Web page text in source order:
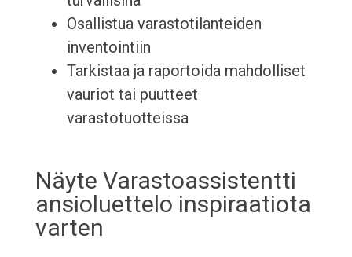
Osallistua varastotilanteiden
inventointiin
Tarkistaa ja raportoida mahdolliset
vauriot tai puutteet
varastotuotteissa
Näyte Varastoassistentti
ansioluettelo inspiraatiota
varten